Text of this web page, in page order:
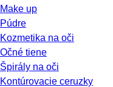
Make up
Púdre
Kozmetika na oči
Očné tiene
Špirály na oči
Kontúrovacie ceruzky